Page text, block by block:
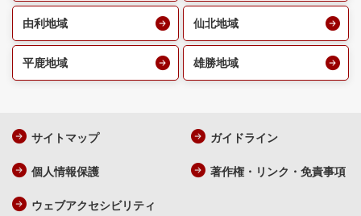
由利地域 仙北地域
平鹿地域 雄勝地域
サイトマップ ガイドライン
個人情報保護 著作権・リンク・免責事項
ウェブアクセシビリティ